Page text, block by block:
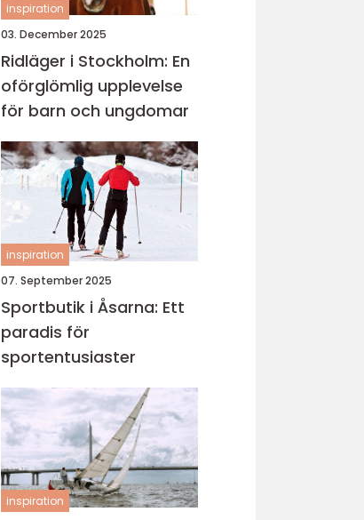
inspiration
03. December 2025
Ridläger i Stockholm: En
oförglömlig upplevelse
för barn och ungdomar
inspiration
07. September 2025
Sportbutik i Åsarna: Ett
paradis för
sportentusiaster
inspiration